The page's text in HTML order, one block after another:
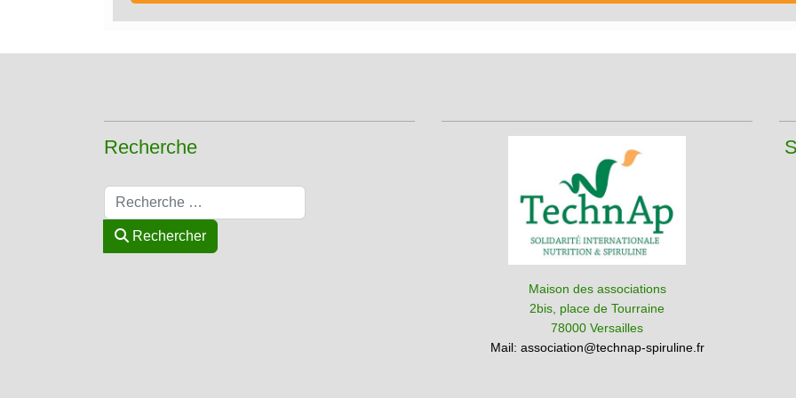
Recherche
Rechercher
Rechercher
Maison des associations
2bis, place de Tourraine
78000 Versailles
Mail: association@technap-spiruline.fr